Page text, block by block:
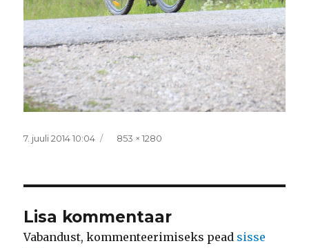
Postitatud
7. juuli 2014 10:04 Täissuurus
853 × 1280
Lisa kommentaar
Vabandust, kommenteerimiseks pead sisse